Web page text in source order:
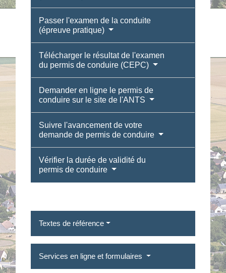
Passer l'examen de la conduite
(épreuve pratique)
Télécharger le résultat de l'examen
du permis de conduire (CEPC)
Demander en ligne le permis de
conduire sur le site de l'ANTS
Suivre l'avancement de votre
demande de permis de conduire
Vérifier la durée de validité du
permis de conduire
Textes de référence
Services en ligne et formulaires